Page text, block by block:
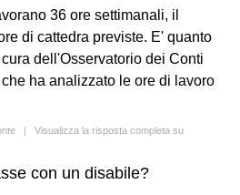
36 ore settimanali, il
di cattedra previste. E' quanto
dell'Osservatorio dei Conti
ha analizzato le ore di lavoro
| Visualizza la risposta completa su
con un disabile?